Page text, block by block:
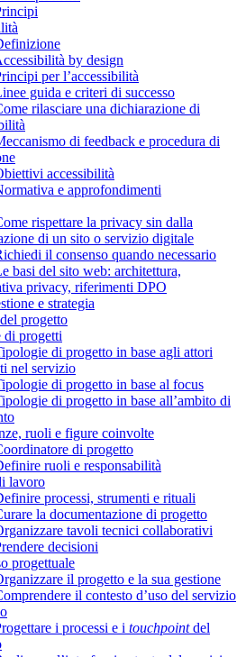
by design
per l’accessibilità
guida e criteri di successo
rilasciare una dichiarazione di
di feedback e procedura di
accessibilità
e approfondimenti
rispettare la privacy sin dalla
di un sito o servizio digitale
il consenso quando necessario
basi del sito web: architettura,
privacy, riferimenti DPO
e strategia
progetto
di progetti
di progetto in base agli attori
nel servizio
di progetto in base al focus
di progetto in base all’ambito di
ruoli e figure coinvolte
di progetto
ruoli e responsabilità
lavoro
processi, strumenti e rituali
la documentazione di progetto
tavoli tecnici collaborativi
decisioni
progettuale
il progetto e la sua gestione
il contesto d’uso del servizio
i processi e i touchpointdel